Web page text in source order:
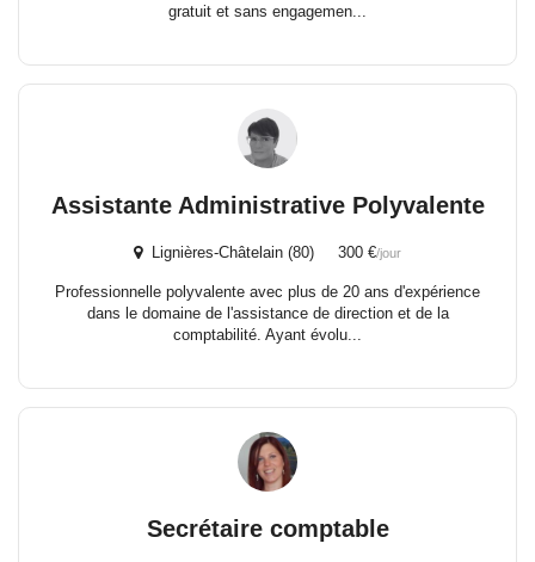
gratuit et sans engagemen...
Assistante Administrative Polyvalente
Lignières-Châtelain (80) 300 €/jour
Professionnelle polyvalente avec plus de 20 ans d'expérience
dans le domaine de l'assistance de direction et de la
comptabilité. Ayant évolu...
Secrétaire comptable